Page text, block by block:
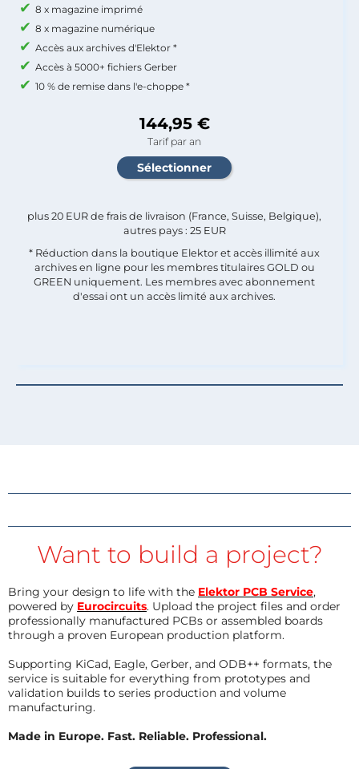
8 x magazine imprimé
8 x magazine numérique
Accès aux archives d'Elektor *
Accès à 5000+ fichiers Gerber
10 % de remise dans l'e-choppe *
144,95 €
Tarif par an
plus 20 EUR de frais de livraison (France, Suisse, Belgique),
autres pays : 25 EUR
* Réduction dans la boutique Elektor et accès illimité aux
archives en ligne pour les membres titulaires GOLD ou
GREEN uniquement. Les membres avec abonnement
d'essai ont un accès limité aux archives.
Want to build a project?
Bring your design to life with the Elektor PCB Service,
powered by Eurocircuits. Upload the project files and order
professionally manufactured PCBs or assembled boards
through a proven European production platform.
Supporting KiCad, Eagle, Gerber, and ODB++ formats, the
service is suitable for everything from prototypes and
validation builds to series production and volume
manufacturing.
Made in Europe. Fast. Reliable. Professional.